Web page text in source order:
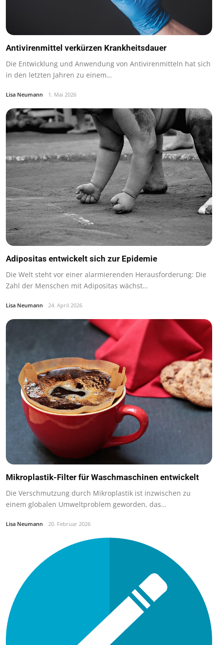
Antivirenmittel verkürzen Krankheitsdauer
Die Entwicklung und Anwendung von Antivirenmitteln hat sich
in den letzten Jahren zu einem…
Lisa Neumann 1. Mai 2026
Adipositas entwickelt sich zur Epidemie
Die Welt steht vor einer alarmierenden Herausforderung: Die
Zahl der Menschen mit Adipositas wächst…
Lisa Neumann 24. April 2026
Mikroplastik-Filter für Waschmaschinen entwickelt
Die Verschmutzung durch Mikroplastik ist inzwischen zu
einem globalen Umweltproblem geworden, das…
Lisa Neumann 20. Februar 2026